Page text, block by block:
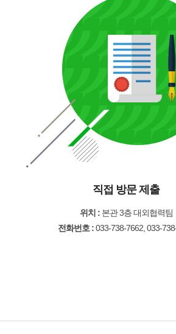
직접 방문 제출
위치 : 본관 3층 대외협력팀
전화번호 :033-738-7662, 033-